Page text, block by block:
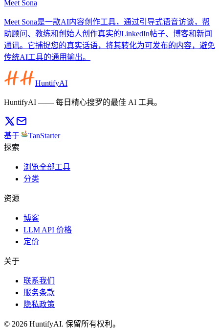
Meet Sona
Meet Sona是一款AI内容创作工具，通过引导式语音访谈，帮
助顾问、教练和创始人创作真实的LinkedIn帖子、博客和新闻
通讯。它捕捉您的真实话语，将其转化为可发布的内容，避免
传统AI工具的通用输出。
HuntifyAI
HuntifyAI —— 每日精心搜罗的最佳 AI 工具。
基于
TanStarter
探索
浏览全部工具
分类
资源
博客
LLM API 价格
定价
关于
联系我们
服务条款
隐私政策
© 2026 HuntifyAI. 保留所有权利。